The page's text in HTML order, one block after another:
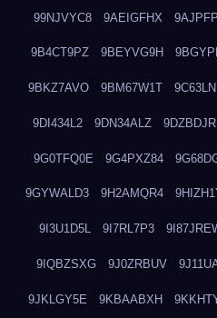
99NJVYC8 9AEIGFHX
9B4CT9PZ 9BEYVG9H
9BKZ7AVO 9BM67W1T
9DI434L2 9DN34ALZ
9G0TFQ0E 9G4PXZ84
9GYWALD3 9H2AMQR4
9I3U1D5L 9I7RL7P3
9IQBZSXG 9J0ZRBUV
9JKLGY5E 9KBAABXH